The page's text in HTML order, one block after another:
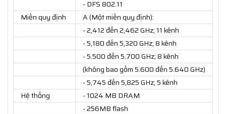
- DFS 802.11
Miền quy định
A (Một miền quy định):
- 2,412 đến 2,462 GHz; 11 kênh
- 5,180 đến 5,320 GHz; 8 kênh
- 5.500 đến 5.700 GHz; 8 kênh
(không bao gồm 5.600 đến 5.640 GHz)
- 5,745 đến 5,825 GHz; 5 kênh
Hệ thống
- 1024 MB DRAM
- 256MB flash